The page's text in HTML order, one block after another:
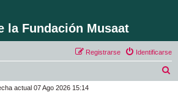
la Fundación Musaat
Identificarse
Registrarse
actual 07 Ago 2026 15:14